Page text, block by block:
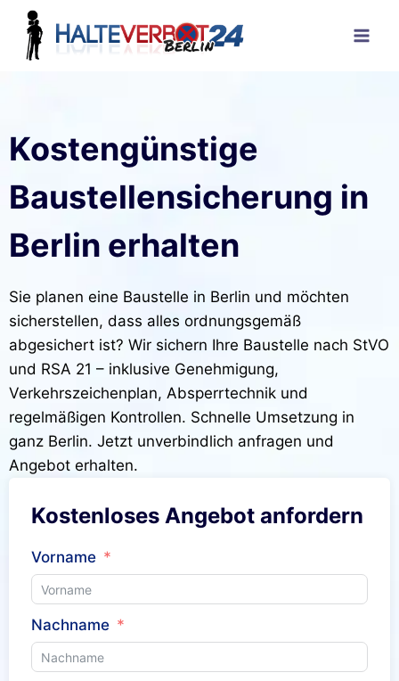
Kostengünstige
Baustellensicherung in
Berlin erhalten
Sie planen eine Baustelle in Berlin und möchten
sicherstellen, dass alles ordnungsgemäß
abgesichert ist? Wir sichern Ihre Baustelle nach StVO
und RSA 21 – inklusive Genehmigung,
Verkehrszeichenplan, Absperrtechnik und
regelmäßigen Kontrollen. Schnelle Umsetzung in
ganz Berlin. Jetzt unverbindlich anfragen und
Angebot erhalten.
Kostenloses Angebot anfordern
Vorname
Nachname